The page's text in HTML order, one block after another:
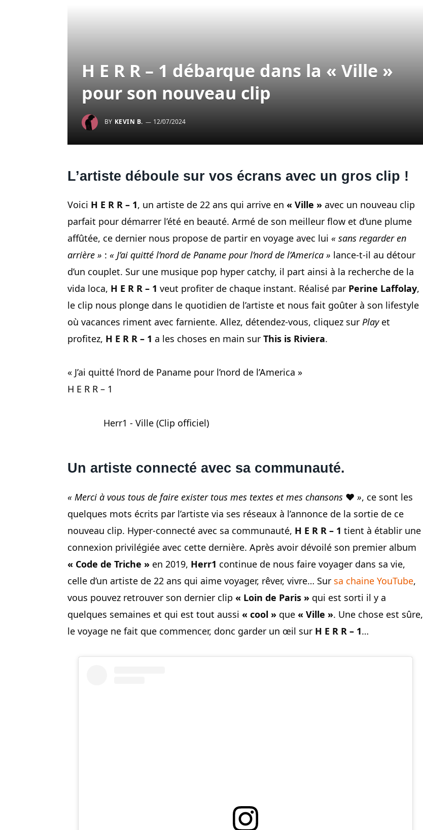
H E R R – 1 débarque dans la « Ville »
pour son nouveau clip
BY KEVIN B. 12/07/2024
L’artiste déboule sur vos écrans avec un gros clip !
Voici H E R R – 1, un artiste de 22 ans qui arrive en « Ville » avec un nouveau clip
parfait pour démarrer l’été en beauté. Armé de son meilleur flow et d’une plume
affûtée, ce dernier nous propose de partir en voyage avec lui « sans regarder en
arrière » : « J’ai quitté l’nord de Paname pour l’nord de l’America » lance-t-il au détour
d’un couplet. Sur une musique pop hyper catchy, il part ainsi à la recherche de la
vida loca, H E R R – 1 veut profiter de chaque instant. Réalisé par Perine Laffolay,
le clip nous plonge dans le quotidien de l’artiste et nous fait goûter à son lifestyle
où vacances riment avec farniente. Allez, détendez-vous, cliquez sur Playet
profitez, H E R R – 1 a les choses en main sur This is Riviera.
« J’ai quitté l’nord de Paname pour l’nord de l’America »
H E R R – 1
Herr1 - Ville (Clip officiel)
Un artiste connecté avec sa communauté.
« Merci à vous tous de faire exister tous mes textes et mes chansons ❤️ », ce sont les
quelques mots écrits par l’artiste via ses réseaux à l’annonce de la sortie de ce
nouveau clip. Hyper-connecté avec sa communauté, H E R R – 1 tient à établir une
connexion privilégiée avec cette dernière. Après avoir dévoilé son premier album
« Code de Triche » en 2019, Herr1 continue de nous faire voyager dans sa vie,
celle d’un artiste de 22 ans qui aime voyager, rêver, vivre… Sur sa chaine YouTube,
vous pouvez retrouver son dernier clip « Loin de Paris » qui est sorti il y a
quelques semaines et qui est tout aussi « cool » que « Ville ». Une chose est sûre,
le voyage ne fait que commencer, donc garder un œil sur H E R R – 1…